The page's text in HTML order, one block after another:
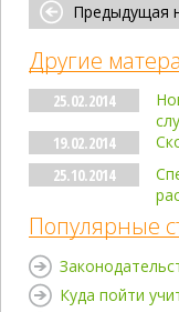
Предыдущая
Другие
25.02.2014
19.02.2014
25.10.2014
Популярные
Куда пойти